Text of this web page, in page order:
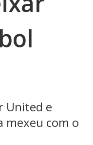
United e
mexeu com o